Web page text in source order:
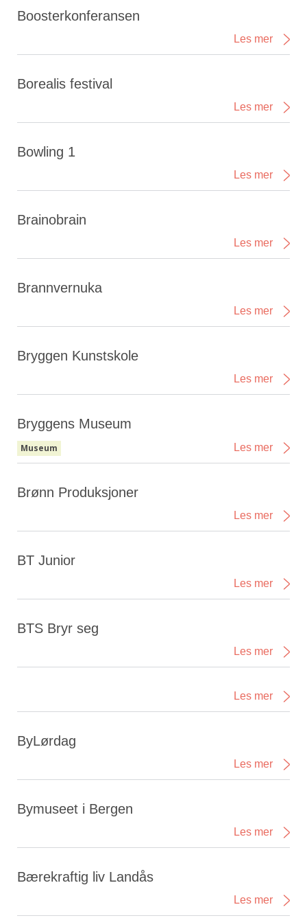
Boosterkonferansen
Les mer
Borealis festival
Les mer
Bowling 1
Les mer
Brainobrain
Les mer
Brannvernuka
Les mer
Bryggen Kunstskole
Les mer
Bryggens Museum
Museum Les mer
Brønn Produksjoner
Les mer
BT Junior
Les mer
BTS Bryr seg
Les mer
Les mer
ByLørdag
Les mer
Bymuseet i Bergen
Les mer
Bærekraftig liv Landås
Les mer